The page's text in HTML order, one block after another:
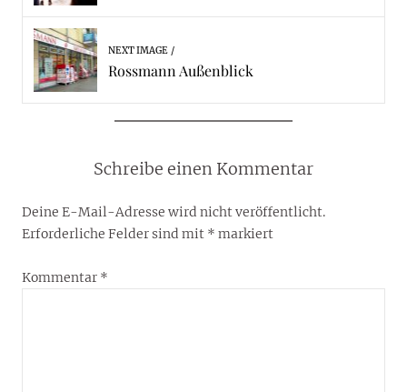
NEXT IMAGE
Rossmann Außenblick
Schreibe einen Kommentar
Deine E-Mail-Adresse wird nicht veröffentlicht.
Erforderliche Felder sind mit * markiert
Kommentar *